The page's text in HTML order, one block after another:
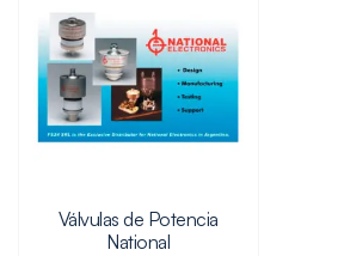
Válvulas de Potencia
National